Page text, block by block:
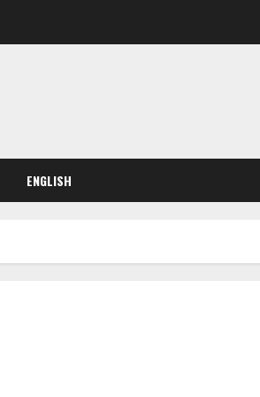
ENGLISH